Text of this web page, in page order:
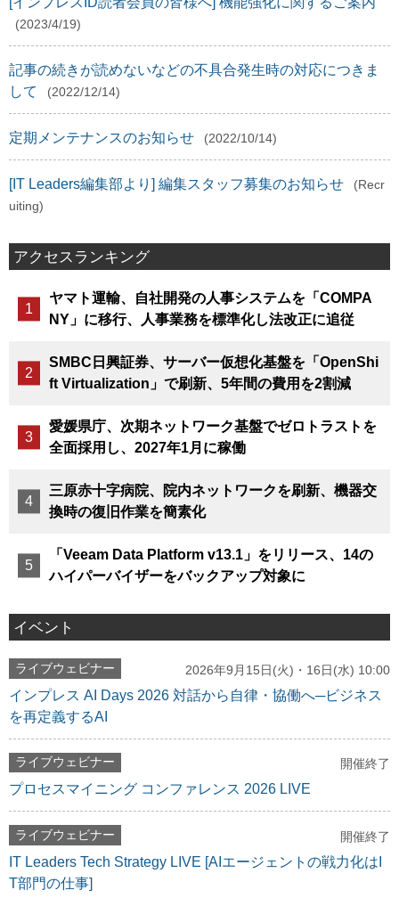
(2023/4/19)
記事の続きが読めないなどの不具合発生時の対応につきま
して
(2022/12/14)
定期メンテナンスのお知らせ (2022/10/14)
[IT Leaders編集部より] 編集スタッフ募集のお知らせ
(Recr
uiting)
アクセスランキング
ヤマト運輸、自社開発の人事システムを「COMPA
NY」に移行、人事業務を標準化し法改正に追従
SMBC日興証券、サーバー仮想化基盤を「OpenShi
ft Virtualization」で刷新、5年間の費用を2割減
愛媛県庁、次期ネットワーク基盤でゼロトラストを
全面採用し、2027年1月に稼働
三原赤十字病院、院内ネットワークを刷新、機器交
換時の復旧作業を簡素化
「Veeam Data Platform v13.1」をリリース、14の
ハイパーバイザーをバックアップ対象に
イベント
ライブウェビナー 2026年9月15日(火)・16日(水) 10:00
インプレス AI Days 2026 対話から自律・協働へ─ビジネス
を再定義するAI
ライブウェビナー 開催終了
プロセスマイニング コンファレンス 2026 LIVE
ライブウェビナー 開催終了
IT Leaders Tech Strategy LIVE [AIエージェントの戦力化はI
T部門の仕事]